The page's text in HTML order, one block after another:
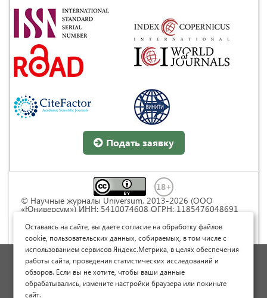
Подать заявку
© Научные журналы Universum, 2013-2026 (ООО
«Юниверсум») ИНН: 5410074608 ОГРН: 1185476048691
Commons « Attribution» («Атрибуция») 4.0
Непортированная
Политика обработки персональных данных
Договор оферты
Опубликовать научную статью
Оставаясь на сайте, вы даете согласие на обработку файлов
cookie, пользовательских данных, собираемых, в том числе с
использованием сервисов Яндекс.Метрика, в целях обеспечения
работы сайта, проведения статистических исследований и
обзоров. Если вы не хотите, чтобы ваши данные
обрабатывались, измените настройки браузера или покиньте
сайт.